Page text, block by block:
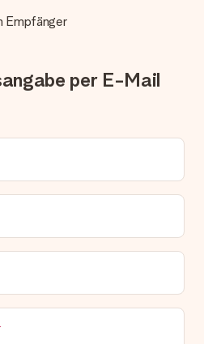
Empfänger
per E-Mail